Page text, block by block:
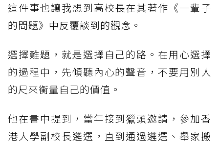
這件事也讓我想到高校長在其著作《一輩子
的問題》中反覆談到的觀念。
選擇難題，就是選擇自己的路。在用心選擇
的過程中，先傾聽內心的聲音，不要用別人
的尺來衡量自己的價值。
他在書中提到，當年接到獵頭邀請，參加香
港大學副校長遴選，直到通過遴選、舉家搬